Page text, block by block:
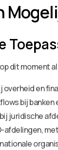
dit moment
en
bij
juridische
afdelingen,